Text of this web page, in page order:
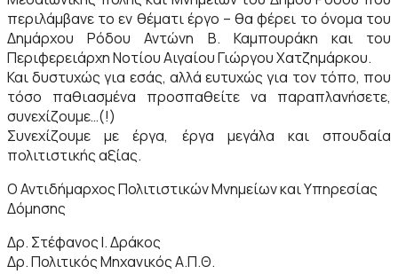
περιλάμβανε το εν θέματι έργο – θα φέρει το όνομα του
Δημάρχου Ρόδου Αντώνη Β. Καμπουράκη και του
Περιφερειάρχη Νοτίου Αιγαίου Γιώργου Χατζημάρκου.
Και δυστυχώς για εσάς, αλλά ευτυχώς για τον τόπο, που
τόσο παθιασμένα προσπαθείτε να παραπλανήσετε,
συνεχίζουμε…(!)
Συνεχίζουμε με έργα, έργα μεγάλα και σπουδαία
πολιτιστικής αξίας.
Ο Αντιδήμαρχος Πολιτιστικών Μνημείων και Υπηρεσίας
Δόμησης
Δρ. Στέφανος Ι. Δράκος
Δρ. Πολιτικός Μηχανικός Α.Π.Θ.